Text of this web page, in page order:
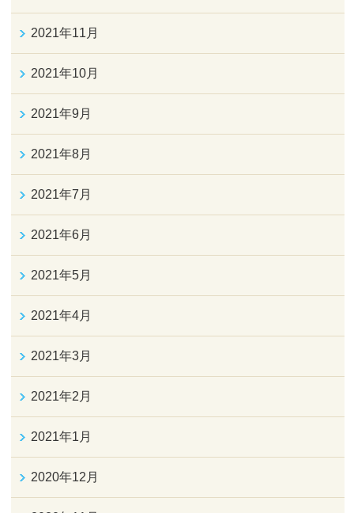
2021年11月
2021年10月
2021年9月
2021年8月
2021年7月
2021年6月
2021年5月
2021年4月
2021年3月
2021年2月
2021年1月
2020年12月